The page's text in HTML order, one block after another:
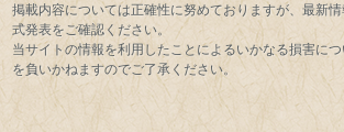
掲載内容については正確性に努めておりますが、最新
式発表をご確認ください。
当サイトの情報を利用したことによるいかなる損害に
を負いかねますのでご了承ください。